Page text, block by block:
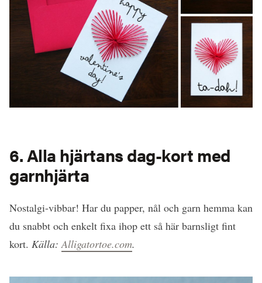
6. Alla hjärtans dag-kort med
garnhjärta
Nostalgi-vibbar! Har du papper, nål och garn hemma kan
du snabbt och enkelt fixa ihop ett så här barnsligt fint
kort. Källa: Alligatortoe.com.